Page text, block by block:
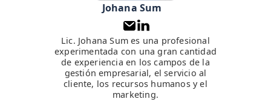
Johana Sum
Lic. Johana Sum es una profesional
experimentada con una gran cantidad
de experiencia en los campos de la
gestión empresarial, el servicio al
cliente, los recursos humanos y el
marketing.